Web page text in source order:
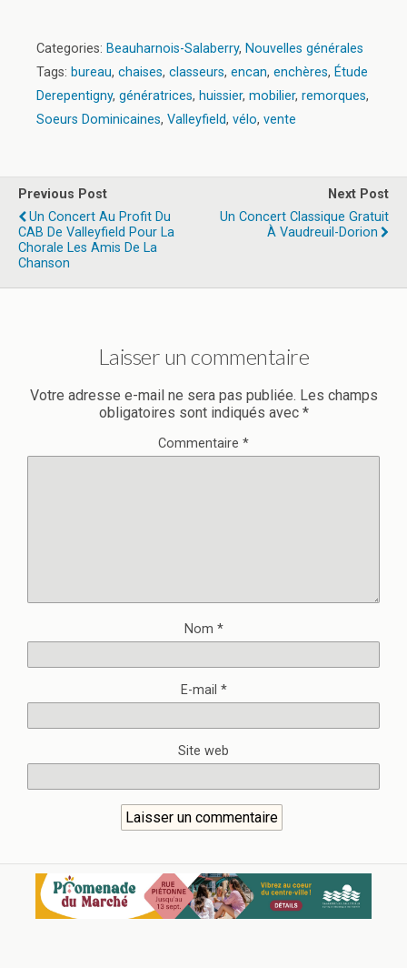
Categories: Beauharnois-Salaberry, Nouvelles générales
Tags: bureau, chaises, classeurs, encan, enchères, Étude
Derepentigny, génératrices, huissier, mobilier, remorques,
Soeurs Dominicaines, Valleyfield, vélo, vente
Previous Post
Un Concert Au Profit Du
CAB De Valleyfield Pour La
Chorale Les Amis De La
Chanson
Next Post
Un Concert Classique Gratuit
À Vaudreuil-Dorion
Laisser un commentaire
Votre adresse e-mail ne sera pas publiée. Les champs
obligatoires sont indiqués avec *
Commentaire *
Nom *
E-mail *
Site web